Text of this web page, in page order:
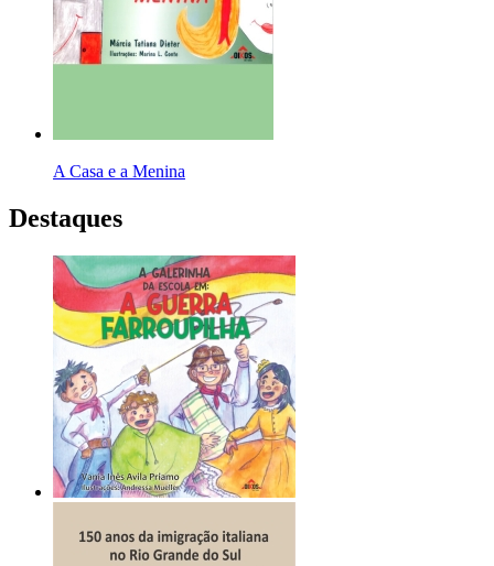
A Casa e a Menina
Destaques